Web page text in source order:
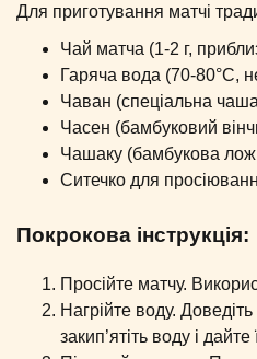
Для приготування матчі
Чай матча (1-2 г,
Гаряча вода (70-80°C,
Чаван (спеціальна
Часен (бамбуковий
Чашаку (бамбукова
Ситечко для
Покрокова інструкція:
Просійте матчу.
Нагрійте воду.
закип’ятіть воду і